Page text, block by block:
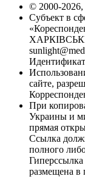
© 2000-2026,
Субъект в
сайте,
При
Украины и
прямая
Ссылка
полного
размещена в